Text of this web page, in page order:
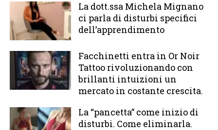
La dott.ssa Michela Mignano
ci parla di disturbi specifici
dell’apprendimento
Facchinetti entra in Or Noir
Tattoo rivoluzionando con
brillanti intuizioni un
mercato in costante crescita.
La “pancetta” come inizio di
disturbi. Come eliminarla.